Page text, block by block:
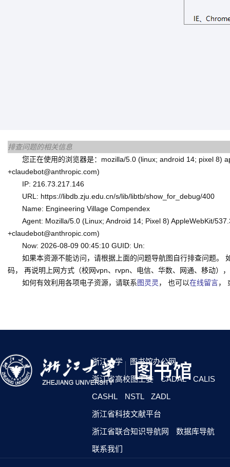
排查问题的相关信息
您正在使用的浏览器是：mozilla/5.0 (linux; android 14; pixel 8)
+claudebot@anthropic.com)
IP: 216.73.217.146
URL: https://libdb.zju.edu.cn/s/lib/libtb/show_for_debug/400
Name: Engineering Village Compendex
Agent: Mozilla/5.0 (Linux; Android 14; Pixel 8) AppleWebKit/
+claudebot@anthropic.com)
Now: 2026-08-09 00:45:10 GUID: Un:
如果本资源不能访问，请根据上面的问题导航图自行排查问题。
码， 再说明上网方式（校网vpn、rvpn、电信、华数、网通、移动）
如何有效利用各项电子资源，请联系图灵灵 ， 也可以在线留言，
浙江大学
图书馆办公网
浙江省高校图工委
CADAL
CALIS
CASHL
NSTL
ZADL
浙江省科技文献平台
浙江省联合知识导航网
数据库导航
联系我们